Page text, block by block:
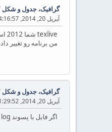
گرافیک، جدول و شکل
آپریل 20, 2014, 04:16:57 بعد از ظهر
texlive شما 2012 است و arrows.meta رو نمی شناسد بنابرین روی شکل پیکان نمی توانید زیاد تغییرات ایجاد کنید
من برنامه رو تغییر
گرافیک، جدول و شکل
آپریل 20, 2014, 11:29:52 قبل از ظهر
اگر فایل با پسوند log را بفرستید شاید بتوانم مشکل را پیدا کنم